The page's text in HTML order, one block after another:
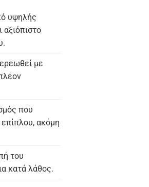
υψηλής
αξιόπιστο
με
που
ακόμη
του
κατά λάθος.